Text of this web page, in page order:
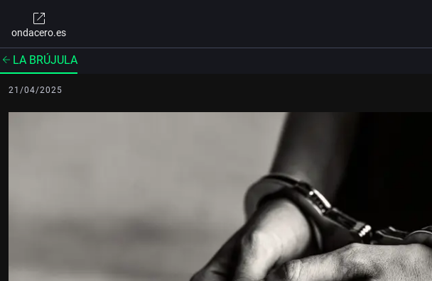
ondacero.es
LA BRÚJULA
21/04/2025